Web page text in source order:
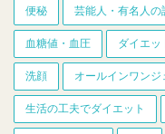
便秘 芸能人・有名人の
血糖値・血圧 ダイエッ
洗顔 オールインワンジ
生活の工夫でダイエット